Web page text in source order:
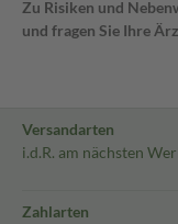
Zu Risiken und
und fragen Sie Ihre
Versandarten
i.d.R. am nächsten
Zahlarten